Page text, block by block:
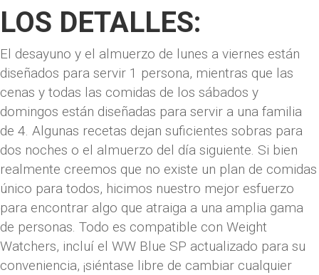
LOS DETALLES:
El desayuno y el almuerzo de lunes a viernes están
diseñados para servir 1 persona, mientras que las
cenas y todas las comidas de los sábados y
domingos están diseñadas para servir a una familia
de 4. Algunas recetas dejan suficientes sobras para
dos noches o el almuerzo del día siguiente. Si bien
realmente creemos que no existe un plan de comidas
único para todos, hicimos nuestro mejor esfuerzo
para encontrar algo que atraiga a una amplia gama
de personas. Todo es compatible con Weight
Watchers, incluí el WW Blue SP actualizado para su
conveniencia, ¡siéntase libre de cambiar cualquier